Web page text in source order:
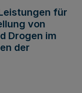
für
von
Drogen im
der